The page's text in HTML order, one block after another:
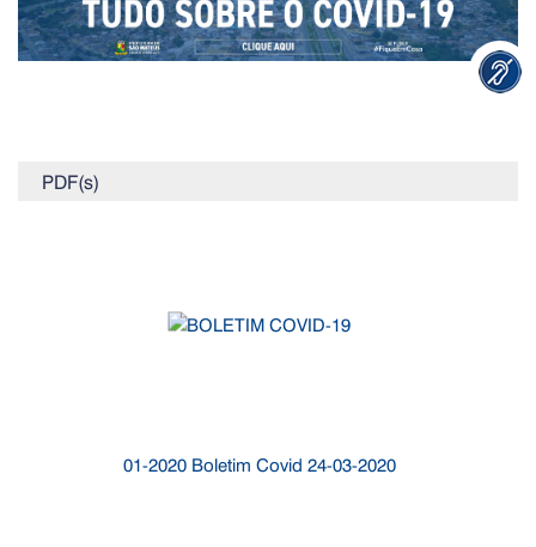
PDF(s)
01-2020 Boletim Covid 24-03-2020